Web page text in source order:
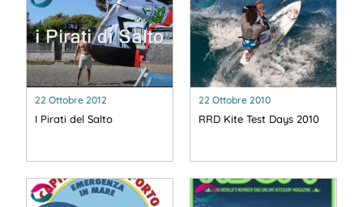
22 Ottobre 2012
I Pirati del Salto
22 Ottobre 2010
RRD Kite Test Days 2010